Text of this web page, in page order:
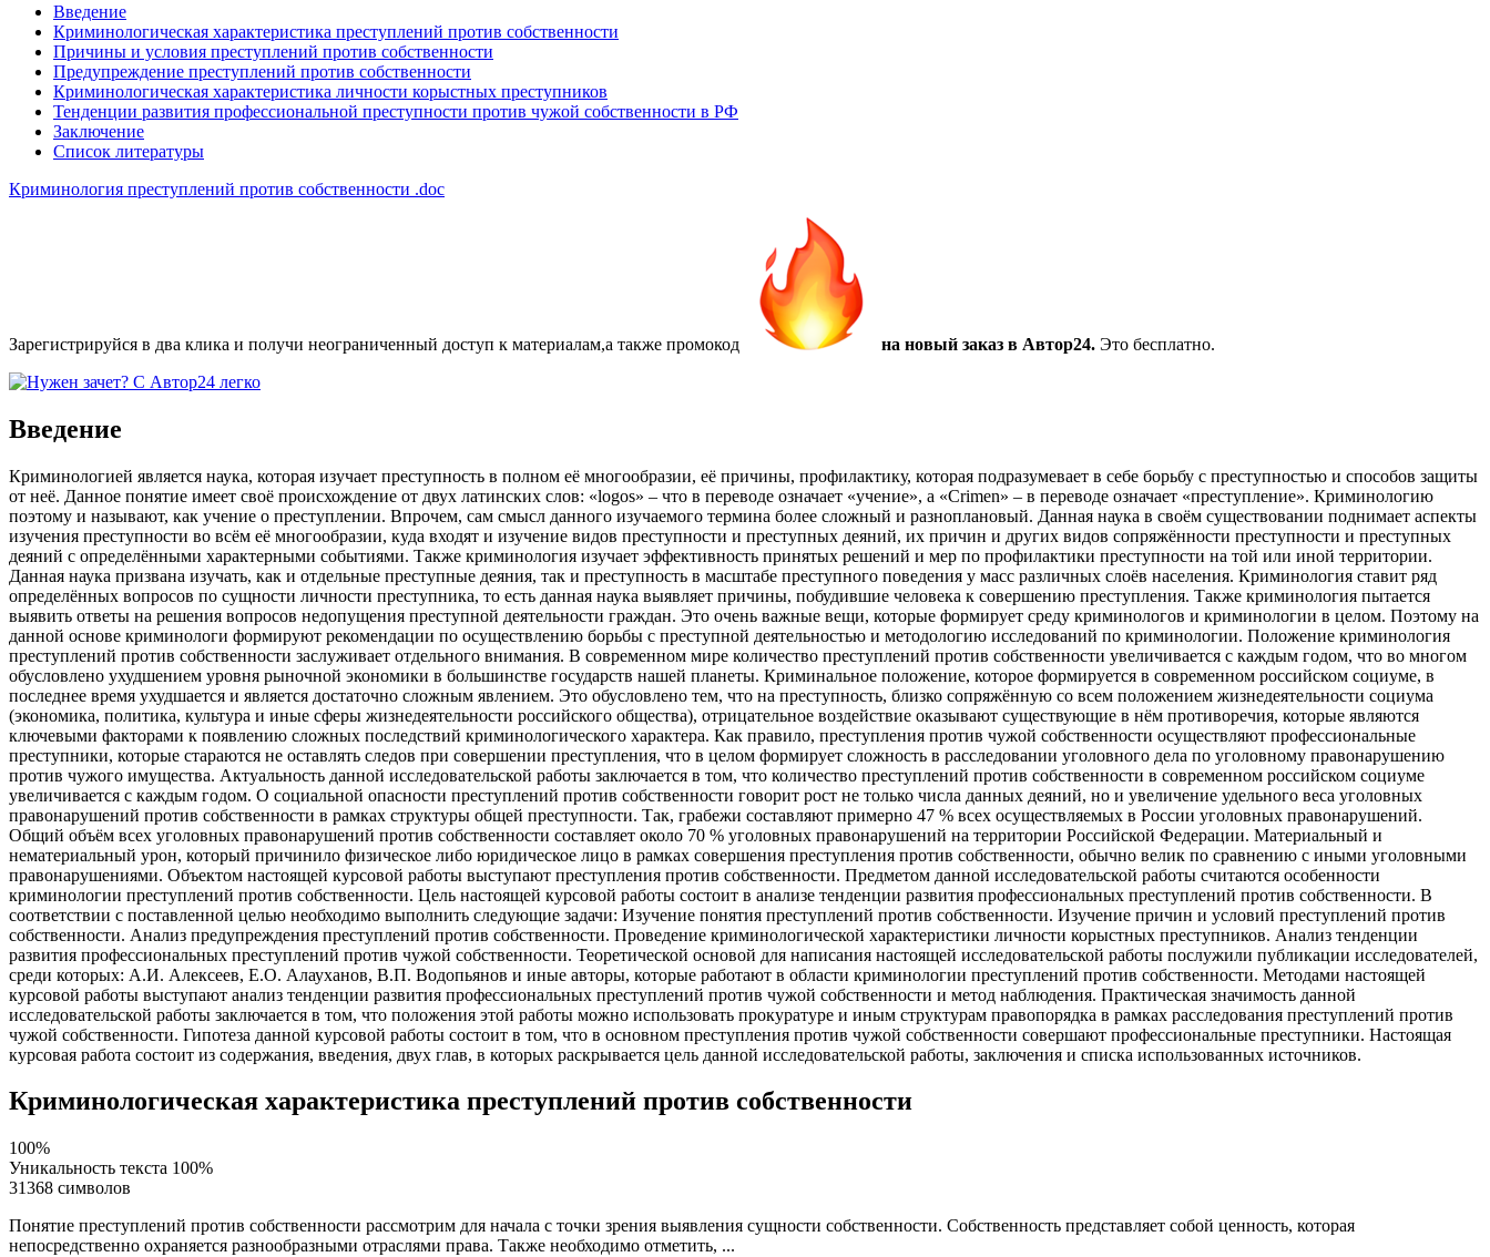
Введение
Криминологическая характеристика преступлений против собственности
Причины и условия преступлений против собственности
Предупреждение преступлений против собственности
Криминологическая характеристика личности корыстных преступников
Тенденции развития профессиональной преступности против чужой собственности в РФ
Заключение
Список литературы
Криминология преступлений против собственности .doc
Зарегистрируйся в два клика и получи неограниченный доступ к материалам,а также промокод на новый заказ в Автор24. Это бесплатно.
Введение
Криминологией является наука, которая изучает преступность в полном её многообразии, её причины, профилактику, которая подразумевает в себе борьбу с преступностью и способов защиты
от неё. Данное понятие имеет своё происхождение от двух латинских слов: «logos» – что в переводе означает «учение», а «Crimen» – в переводе означает «преступление». Криминологию
поэтому и называют, как учение о преступлении. Впрочем, сам смысл данного изучаемого термина более сложный и разноплановый. Данная наука в своём существовании поднимает аспекты
изучения преступности во всём её многообразии, куда входят и изучение видов преступности и преступных деяний, их причин и других видов сопряжённости преступности и преступных
деяний с определёнными характерными событиями. Также криминология изучает эффективность принятых решений и мер по профилактики преступности на той или иной территории.
Данная наука призвана изучать, как и отдельные преступные деяния, так и преступность в масштабе преступного поведения у масс различных слоёв населения. Криминология ставит ряд
определённых вопросов по сущности личности преступника, то есть данная наука выявляет причины, побудившие человека к совершению преступления. Также криминология пытается
выявить ответы на решения вопросов недопущения преступной деятельности граждан. Это очень важные вещи, которые формирует среду криминологов и криминологии в целом. Поэтому на
данной основе криминологи формируют рекомендации по осуществлению борьбы с преступной деятельностью и методологию исследований по криминологии. Положение криминология
преступлений против собственности заслуживает отдельного внимания. В современном мире количество преступлений против собственности увеличивается с каждым годом, что во многом
обусловлено ухудшением уровня рыночной экономики в большинстве государств нашей планеты. Криминальное положение, которое формируется в современном российском социуме, в
последнее время ухудшается и является достаточно сложным явлением. Это обусловлено тем, что на преступность, близко сопряжённую со всем положением жизнедеятельности социума
(экономика, политика, культура и иные сферы жизнедеятельности российского общества), отрицательное воздействие оказывают существующие в нём противоречия, которые являются
ключевыми факторами к появлению сложных последствий криминологического характера. Как правило, преступления против чужой собственности осуществляют профессиональные
преступники, которые стараются не оставлять следов при совершении преступления, что в целом формирует сложность в расследовании уголовного дела по уголовному правонарушению
против чужого имущества. Актуальность данной исследовательской работы заключается в том, что количество преступлений против собственности в современном российском социуме
увеличивается с каждым годом. О социальной опасности преступлений против собственности говорит рост не только числа данных деяний, но и увеличение удельного веса уголовных
правонарушений против собственности в рамках структуры общей преступности. Так, грабежи составляют примерно 47 % всех осуществляемых в России уголовных правонарушений.
Общий объём всех уголовных правонарушений против собственности составляет около 70 % уголовных правонарушений на территории Российской Федерации. Материальный и
нематериальный урон, который причинило физическое либо юридическое лицо в рамках совершения преступления против собственности, обычно велик по сравнению с иными уголовными
правонарушениями. Объектом настоящей курсовой работы выступают преступления против собственности. Предметом данной исследовательской работы считаются особенности
криминологии преступлений против собственности. Цель настоящей курсовой работы состоит в анализе тенденции развития профессиональных преступлений против собственности. В
соответствии с поставленной целью необходимо выполнить следующие задачи: Изучение понятия преступлений против собственности. Изучение причин и условий преступлений против
собственности. Анализ предупреждения преступлений против собственности. Проведение криминологической характеристики личности корыстных преступников. Анализ тенденции
развития профессиональных преступлений против чужой собственности. Теоретической основой для написания настоящей исследовательской работы послужили публикации исследователей,
среди которых: А.И. Алексеев, Е.О. Алауханов, В.П. Водопьянов и иные авторы, которые работают в области криминологии преступлений против собственности. Методами настоящей
курсовой работы выступают анализ тенденции развития профессиональных преступлений против чужой собственности и метод наблюдения. Практическая значимость данной
исследовательской работы заключается в том, что положения этой работы можно использовать прокуратуре и иным структурам правопорядка в рамках расследования преступлений против
чужой собственности. Гипотеза данной курсовой работы состоит в том, что в основном преступления против чужой собственности совершают профессиональные преступники. Настоящая
курсовая работа состоит из содержания, введения, двух глав, в которых раскрывается цель данной исследовательской работы, заключения и списка использованных источников.
Криминологическая характеристика преступлений против собственности
100%
Уникальность текста 100%
31368 символов
Понятие преступлений против собственности рассмотрим для начала с точки зрения выявления сущности собственности. Собственность представляет собой ценность, которая
непосредственно охраняется разнообразными отраслями права. Также необходимо отметить, ...